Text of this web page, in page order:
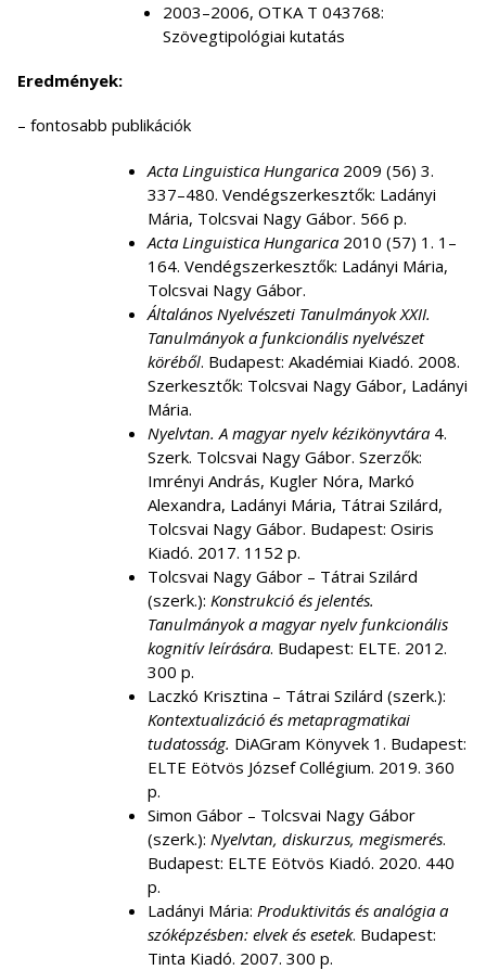
2003–2006, OTKA T 043768:
Szövegtipológiai kutatás
Eredmények:
– fontosabb publikációk
Acta Linguistica Hungarica 2009 (56) 3.
337–480. Vendégszerkesztők: Ladányi
Mária, Tolcsvai Nagy Gábor. 566 p.
Acta Linguistica Hungarica 2010 (57) 1. 1–
164. Vendégszerkesztők: Ladányi Mária,
Tolcsvai Nagy Gábor.
Általános Nyelvészeti TanulmányokXXII.
Tanulmányok a funkcionális nyelvészet
köréből. Budapest: Akadémiai Kiadó. 2008.
Szerkesztők: Tolcsvai Nagy Gábor, Ladányi
Mária.
Nyelvtan. A magyar nyelv kézikönyvtára 4.
Szerk. Tolcsvai Nagy Gábor. Szerzők:
Imrényi András, Kugler Nóra, Markó
Alexandra, Ladányi Mária, Tátrai Szilárd,
Tolcsvai Nagy Gábor. Budapest: Osiris
Kiadó. 2017. 1152 p.
Tolcsvai Nagy Gábor – Tátrai Szilárd
(szerk.): Konstrukció és jelentés.
Tanulmányok a magyar nyelv funkcionális
kognitív leírására. Budapest: ELTE. 2012.
300 p.
Laczkó Krisztina – Tátrai Szilárd (szerk.):
Kontextualizáció és metapragmatikai
tudatosság. DiAGram Könyvek 1. Budapest:
ELTE Eötvös József Collégium. 2019. 360
p.
Simon Gábor – Tolcsvai Nagy Gábor
(szerk.): Nyelvtan, diskurzus, megismerés.
Budapest: ELTE Eötvös Kiadó. 2020. 440
p.
Ladányi Mária: Produktivitás és analógia a
szóképzésben: elvek és esetek. Budapest:
Tinta Kiadó. 2007. 300 p.